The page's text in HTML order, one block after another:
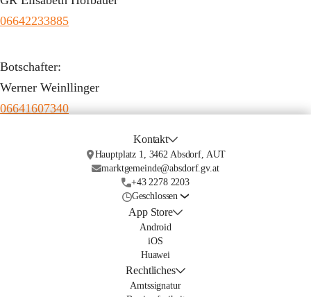
06642233885
Botschafter:
Werner Weinllinger
06641607340
Kontakt
Hauptplatz 1, 3462 Absdorf, AUT
marktgemeinde@absdorf.gv.at
+43 2278 2203
Geschlossen
App Store
Android
iOS
Huawei
Rechtliches
Amtssignatur